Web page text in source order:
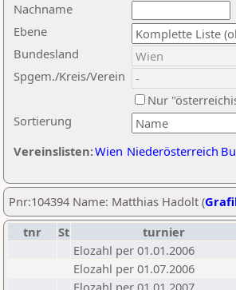
Nachname
Ebene
Sortierung
Bundesland
Spgem./Kreis/Verein
Nur
Vereinslisten:Wien Niederösterreich
Pnr:104394 Name: Matthias Hadolt (
tnr
St turnier
Elozahl per 01.01.2006
Elozahl per 01.07.2006
Elozahl per 01.01.2007